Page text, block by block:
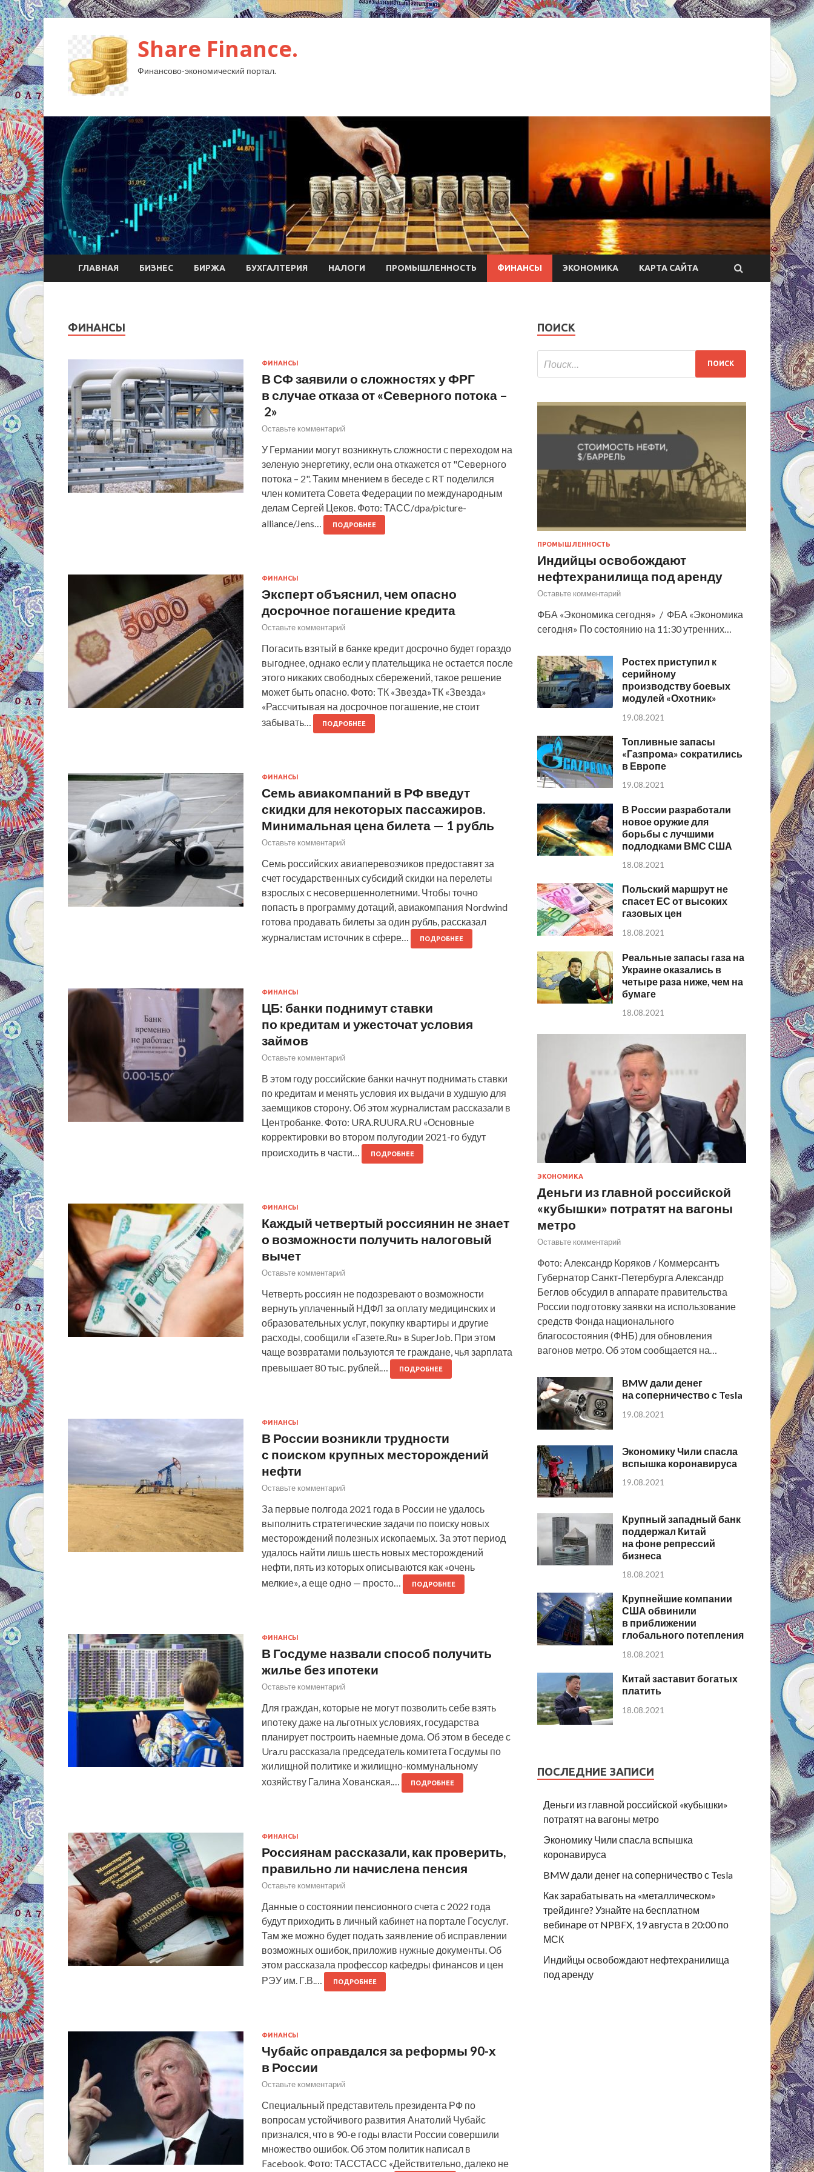
Share Finance.
Финансово-экономический портал.
ГЛАВНАЯ БИЗНЕС БИРЖА БУХГАЛТЕРИЯ НАЛОГИ ПРОМЫШЛЕННОСТЬ ФИНАНСЫ ЭКОНОМИКА КАРТА САЙТА
ФИНАНСЫ
ФИНАНСЫ
В СФ заявили о сложностях у ФРГ
в случае отказа от «Северного потока –
2»
Оставьте комментарий
У Германии могут возникнуть сложности с переходом на
зеленую энергетику, если она откажется от "Северного
потока – 2". Таким мнением в беседе с RT поделился
член комитета Совета Федерации по международным
делам Сергей Цеков. Фото: ТАСС/dpa/picture-
alliance/Jens…
ПОДРОБНЕЕ
ФИНАНСЫ
Эксперт объяснил, чем опасно
досрочное погашение кредита
Оставьте комментарий
Погасить взятый в банке кредит досрочно будет гораздо
выгоднее, однако если у плательщика не остается после
этого никаких свободных сбережений, такое решение
может быть опасно. Фото: ТК «Звезда»ТК «Звезда»
«Рассчитывая на досрочное погашение, не стоит
забывать…
ПОДРОБНЕЕ
ФИНАНСЫ
Семь авиакомпаний в РФ введут
скидки для некоторых пассажиров.
Минимальная цена билета — 1 рубль
Оставьте комментарий
Семь российских авиаперевозчиков предоставят за
счет государственных субсидий скидки на перелеты
взрослых с несовершеннолетними. Чтобы точно
попасть в программу дотаций, авиакомпания Nordwind
готова продавать билеты за один рубль, рассказал
журналистам источник в сфере…
ПОДРОБНЕЕ
ФИНАНСЫ
ЦБ: банки поднимут ставки
по кредитам и ужесточат условия
займов
Оставьте комментарий
В этом году российские банки начнут поднимать ставки
по кредитам и менять условия их выдачи в худшую для
заемщиков сторону. Об этом журналистам рассказали в
Центробанке. Фото: URA.RUURA.RU «Основные
корректировки во втором полугодии 2021-го будут
происходить в части…
ПОДРОБНЕЕ
ФИНАНСЫ
Каждый четвертый россиянин не знает
о возможности получить налоговый
вычет
Оставьте комментарий
Четверть россиян не подозревают о возможности
вернуть уплаченный НДФЛ за оплату медицинских и
образовательных услуг, покупку квартиры и другие
расходы, сообщили «Газете.Ru» в SuperJob. При этом
чаще возвратами пользуются те граждане, чья зарплата
превышает 80 тыс. рублей.…
ПОДРОБНЕЕ
ФИНАНСЫ
В России возникли трудности
с поиском крупных месторождений
нефти
Оставьте комментарий
За первые полгода 2021 года в России не удалось
выполнить стратегические задачи по поиску новых
месторождений полезных ископаемых. За этот период
удалось найти лишь шесть новых месторождений
нефти, пять из которых описываются как «очень
мелкие», а еще одно — просто…
ПОДРОБНЕЕ
ФИНАНСЫ
В Госдуме назвали способ получить
жилье без ипотеки
Оставьте комментарий
Для граждан, которые не могут позволить себе взять
ипотеку даже на льготных условиях, государства
планирует построить наемные дома. Об этом в беседе с
Ura.ru рассказала председатель комитета Госдумы по
жилищной политике и жилищно-коммунальному
хозяйству Галина Хованская.…
ПОДРОБНЕЕ
ФИНАНСЫ
Россиянам рассказали, как проверить,
правильно ли начислена пенсия
Оставьте комментарий
Данные о состоянии пенсионного счета с 2022 года
будут приходить в личный кабинет на портале Госуслуг.
Там же можно будет подать заявление об исправлении
возможных ошибок, приложив нужные документы. Об
этом рассказала профессор кафедры финансов и цен
РЭУ им. Г.В.…
ПОДРОБНЕЕ
ФИНАНСЫ
Чубайс оправдался за реформы 90-х
в России
Оставьте комментарий
Специальный представитель президента РФ по
вопросам устойчивого развития Анатолий Чубайс
признался, что в 90-е годы власти России совершили
множество ошибок. Об этом политик написал в
Facebook. Фото: ТАССТАСС «Действительно, далеко не
ПОИСК
ПРОМЫШЛЕННОСТЬ
Индийцы освобождают
нефтехранилища под аренду
Оставьте комментарий
ФБА «Экономика сегодня» / ФБА «Экономика
сегодня» По состоянию на 11:30 утренних…
Ростех приступил к
серийному
производству боевых
модулей «Охотник»
19.08.2021
Топливные запасы
«Газпрома» сократились
в Европе
19.08.2021
В России разработали
новое оружие для
борьбы с лучшими
подлодками ВМС США
18.08.2021
Польский маршрут не
спасет ЕС от высоких
газовых цен
18.08.2021
Реальные запасы газа на
Украине оказались в
четыре раза ниже, чем на
бумаге
18.08.2021
ЭКОНОМИКА
Деньги из главной российской
«кубышки» потратят на вагоны
метро
Оставьте комментарий
Фото: Александр Коряков / Коммерсантъ
Губернатор Санкт-Петербурга Александр
Беглов обсудил в аппарате правительства
России подготовку заявки на использование
средств Фонда национального
благосостояния (ФНБ) для обновления
вагонов метро. Об этом сообщается на…
BMW дали денег
на соперничество с Tesla
19.08.2021
Экономику Чили спасла
вспышка коронавируса
19.08.2021
Крупный западный банк
поддержал Китай
на фоне репрессий
бизнеса
18.08.2021
Крупнейшие компании
США обвинили
в приближении
глобального потепления
18.08.2021
Китай заставит богатых
платить
18.08.2021
ПОСЛЕДНИЕ ЗАПИСИ
Деньги из главной российской «кубышки»
потратят на вагоны метро
Экономику Чили спасла вспышка
коронавируса
BMW дали денег на соперничество с Tesla
Как зарабатывать на «металлическом»
трейдинге? Узнайте на бесплатном
вебинаре от NPBFX, 19 августа в 20:00 по
МСК
Индийцы освобождают нефтехранилища
под аренду